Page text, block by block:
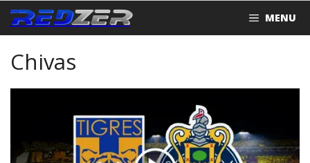
Saltar
al
MENU
Chivas